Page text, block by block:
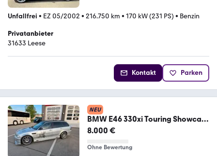
Unfallfrei • EZ 05/2002 • 216.750 km • 170 kW (231 PS) • Benzin
Privatanbieter
31633 Leese
Kontakt Parken
NEU
BMW E46 330xi Touring Showcar
Pokalsieger ...
8.000 €
Ohne Bewertung